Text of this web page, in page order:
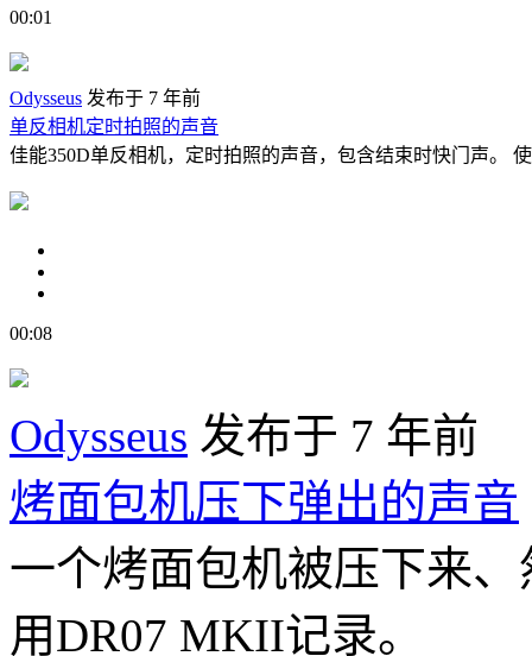
00:01
Odysseus 发布于 7 年前
单反相机定时拍照的声音
佳能350D单反相机，定时拍照的声音，包含结束时快门声。
00:08
Odysseus 发布于 7 年前
烤面包机压下弹出的声音
一个烤面包机被压下来
用DR07 MKII记录。